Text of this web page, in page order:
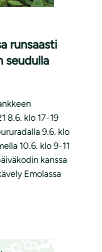
runsaasti
seudulla
8.6. klo 17-19
9.6. klo
10.6. klo 9-11
kanssa
Emolassa